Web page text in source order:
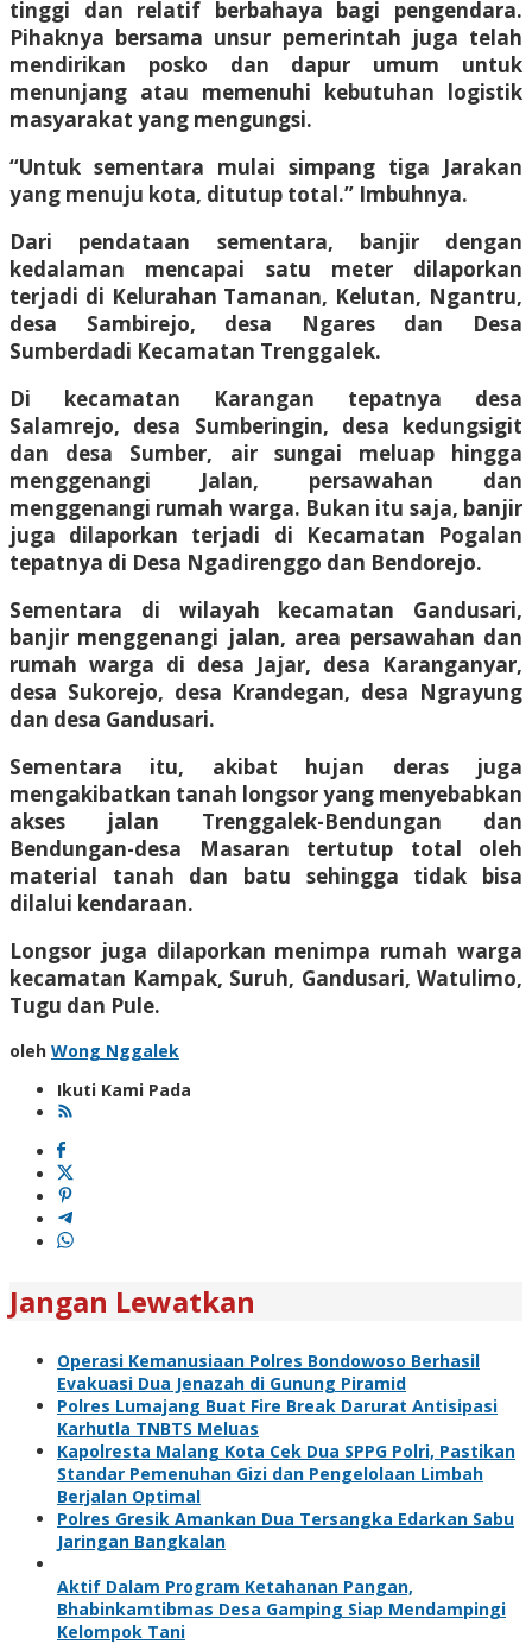
tinggi dan relatif berbahaya bagi pengendara.
Pihaknya bersama unsur pemerintah juga telah
mendirikan posko dan dapur umum untuk
menunjang atau memenuhi kebutuhan logistik
masyarakat yang mengungsi.
“Untuk sementara mulai simpang tiga Jarakan
yang menuju kota, ditutup total.” Imbuhnya.
Dari pendataan sementara, banjir dengan
kedalaman mencapai satu meter dilaporkan
terjadi di Kelurahan Tamanan, Kelutan, Ngantru,
desa Sambirejo, desa Ngares dan Desa
Sumberdadi Kecamatan Trenggalek.
Di kecamatan Karangan tepatnya desa
Salamrejo, desa Sumberingin, desa kedungsigit
dan desa Sumber, air sungai meluap hingga
menggenangi Jalan, persawahan dan
menggenangi rumah warga. Bukan itu saja, banjir
juga dilaporkan terjadi di Kecamatan Pogalan
tepatnya di Desa Ngadirenggo dan Bendorejo.
Sementara di wilayah kecamatan Gandusari,
banjir menggenangi jalan, area persawahan dan
rumah warga di desa Jajar, desa Karanganyar,
desa Sukorejo, desa Krandegan, desa Ngrayung
dan desa Gandusari.
Sementara itu, akibat hujan deras juga
mengakibatkan tanah longsor yang menyebabkan
akses jalan Trenggalek-Bendungan dan
Bendungan-desa Masaran tertutup total oleh
material tanah dan batu sehingga tidak bisa
dilalui kendaraan.
Longsor juga dilaporkan menimpa rumah warga
kecamatan Kampak, Suruh, Gandusari, Watulimo,
Tugu dan Pule.
oleh Wong Nggalek
Ikuti Kami Pada
Jangan Lewatkan
Operasi Kemanusiaan Polres Bondowoso Berhasil
Evakuasi Dua Jenazah di Gunung Piramid
Polres Lumajang Buat Fire Break Darurat Antisipasi
Karhutla TNBTS Meluas
Kapolresta Malang Kota Cek Dua SPPG Polri, Pastikan
Standar Pemenuhan Gizi dan Pengelolaan Limbah
Berjalan Optimal
Polres Gresik Amankan Dua Tersangka Edarkan Sabu
Jaringan Bangkalan
Aktif Dalam Program Ketahanan Pangan,
Bhabinkamtibmas Desa Gamping Siap Mendampingi
Kelompok Tani